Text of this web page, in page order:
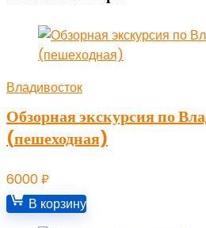
Владивосток
Обзорная экскурсия по
(пешеходная)
6000₽
В корзину